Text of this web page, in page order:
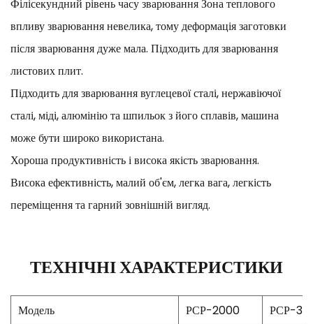
Філісекундний рівень часу зварювання Зона теплового
впливу зварювання невелика, тому деформація заготовки
після зварювання дуже мала. Підходить для зварювання
листових плит.
Підходить для зварювання вуглецевої сталі, нержавіючої
сталі, міді, алюмінію та шпильок з його сплавів, машина
може бути широко використана.
Хороша продуктивність і висока якість зварювання.
Висока ефективність, малий об'єм, легка вага, легкість
переміщення та гарний зовнішній вигляд.
ТЕХНІЧНІ ХАРАКТЕРИСТИКИ
Модель РСР-2000 РСР-